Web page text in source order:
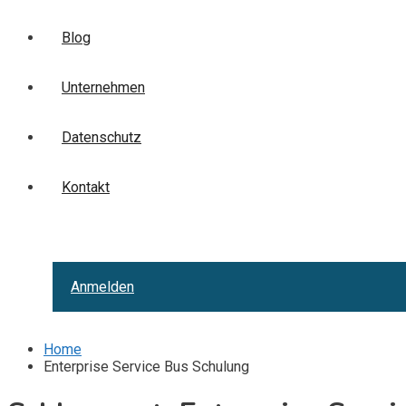
Blog
Unternehmen
Datenschutz
Kontakt
Anmelden
Home
Enterprise Service Bus Schulung